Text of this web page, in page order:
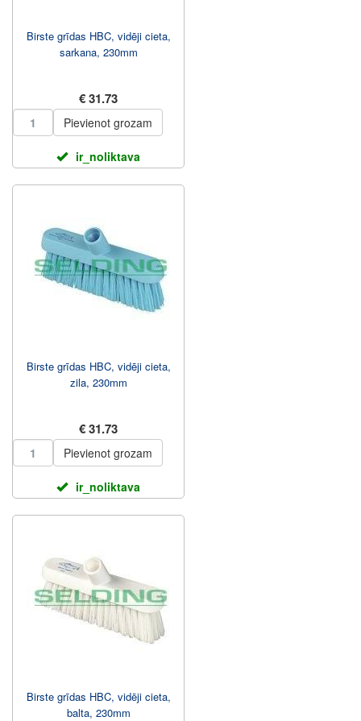
Birste grīdas HBC, vidēji cieta,
sarkana, 230mm
€ 31.73
Pievienot grozam
ir_noliktava
Birste grīdas HBC, vidēji cieta,
zila, 230mm
€ 31.73
Pievienot grozam
ir_noliktava
Birste grīdas HBC, vidēji cieta,
balta, 230mm